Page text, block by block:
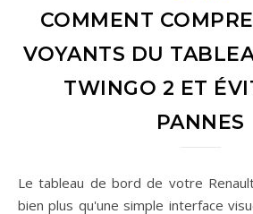
COMMENT
VOYANTS DU
TWINGO 2 ET
PANNES
Le tableau de bord de votre Renault Twingo 2 constitue
bien plus qu'une simple interface